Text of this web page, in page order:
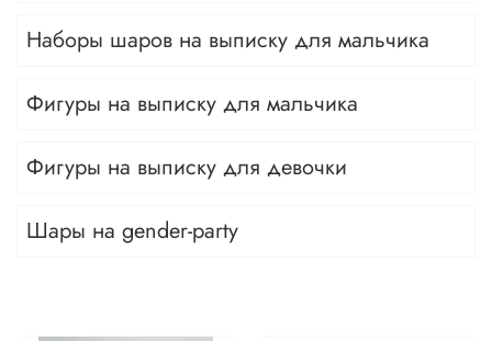
Наборы шаров на выписку для мальчика
Фигуры на выписку для мальчика
Фигуры на выписку для девочки
Шары на gender-party